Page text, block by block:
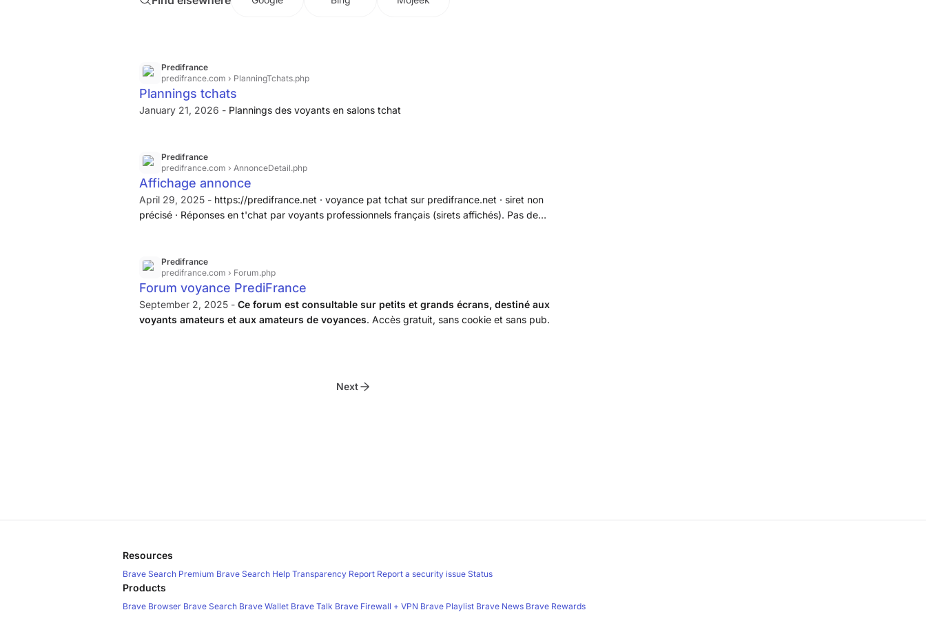
Predifrance
predifrance.com › PlanningTchats.php
Plannings tchats
January 21, 2026 - Plannings des voyants en salons tchat
Predifrance
predifrance.com › AnnonceDetail.php
Affichage annonce
April 29, 2025 - https://predifrance.net · voyance pat tchat sur predifrance.net · siret non
précisé · Réponses en t'chat par voyants professionnels français (sirets affichés). Pas de
Predifrance
predifrance.com › Forum.php
Forum voyance PrediFrance
September 2, 2025 - Ce forum est consultable sur petits et grands écrans, destiné aux
voyants amateurs et aux amateurs de voyances. Accès gratuit, sans cookie et sans pub.
Next
Resources
Brave Search Premium Brave Search Help Transparency Report Report a security issue Status
Products
Brave Browser Brave Search Brave Wallet Brave Talk Brave Firewall + VPN Brave Playlist Brave News Brave Rewards